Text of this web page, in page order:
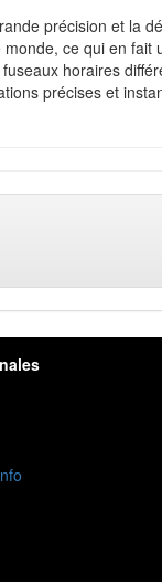
précision et la
ce qui en fait
horaires
précises et